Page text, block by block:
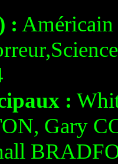
: Américain
:
Gary